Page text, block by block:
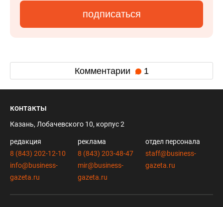
подписаться
Комментарии 1
контакты
Казань, Лобачевского 10, корпус 2
редакция
8 (843) 202-12-10
info@business-
gazeta.ru
реклама
8 (843) 203-48-47
mir@business-
gazeta.ru
отдел персонала
staff@business-
gazeta.ru